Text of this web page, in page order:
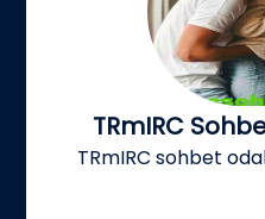
TRmIRC
TRmIRC sohbet